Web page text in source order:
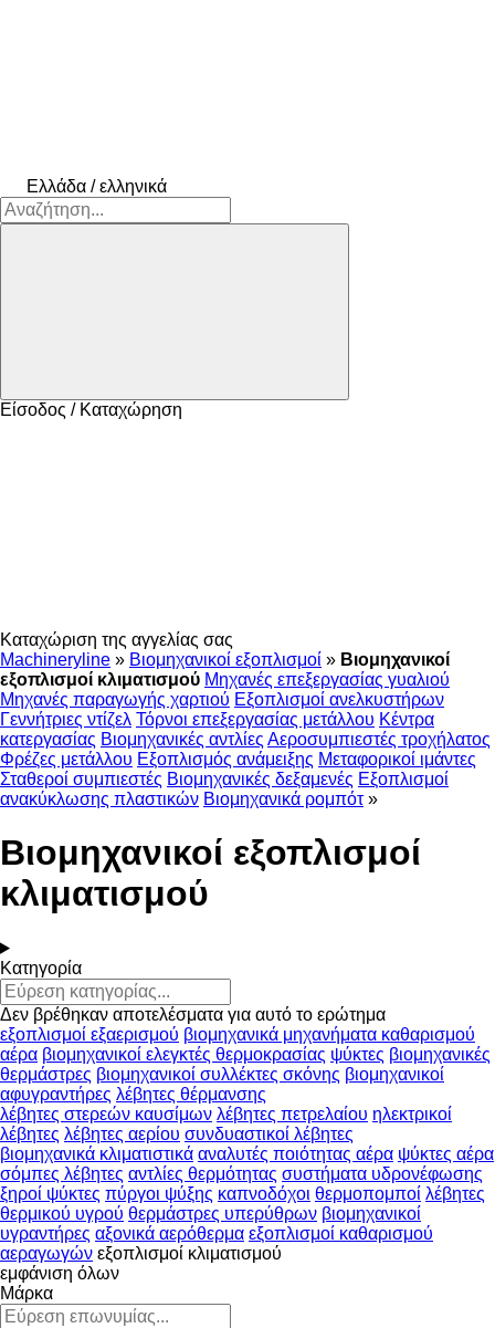
Ελλάδα / ελληνικά
Είσοδος / Καταχώρηση
Καταχώριση της αγγελίας σας
Machineryline » Βιομηχανικοί εξοπλισμοί » Βιομηχανικοί
εξοπλισμοί κλιματισμού Μηχανές επεξεργασίας γυαλιού
Μηχανές παραγωγής χαρτιού Εξοπλισμοί ανελκυστήρων
Γεννήτριες ντίζελ Τόρνοι επεξεργασίας μετάλλου Κέντρα
κατεργασίας Βιομηχανικές αντλίες Αεροσυμπιεστές τροχήλατος
Φρέζες μετάλλου Εξοπλισμός ανάμειξης Μεταφορικοί ιμάντες
Σταθεροί συμπιεστές Βιομηχανικές δεξαμενές Εξοπλισμοί
ανακύκλωσης πλαστικών Βιομηχανικά ρομπότ »
Βιομηχανικοί εξοπλισμοί
κλιματισμού
Κατηγορία
Δεν βρέθηκαν αποτελέσματα για αυτό το ερώτημα
εξοπλισμοί εξαερισμού βιομηχανικά μηχανήματα καθαρισμού
αέρα βιομηχανικοί ελεγκτές θερμοκρασίας ψύκτες βιομηχανικές
θερμάστρες βιομηχανικοί συλλέκτες σκόνης βιομηχανικοί
αφυγραντήρες λέβητες θέρμανσης
λέβητες στερεών καυσίμων λέβητες πετρελαίου ηλεκτρικοί
λέβητες λέβητες αερίου συνδυαστικοί λέβητες
βιομηχανικά κλιματιστικά αναλυτές ποιότητας αέρα ψύκτες αέρα
σόμπες λέβητες αντλίες θερμότητας συστήματα υδρονέφωσης
ξηροί ψύκτες πύργοι ψύξης καπνοδόχοι θερμοπομποί λέβητες
θερμικού υγρού θερμάστρες υπερύθρων βιομηχανικοί
υγραντήρες αξονικά αερόθερμα εξοπλισμοί καθαρισμού
αεραγωγών εξοπλισμοί κλιματισμού
εμφάνιση όλων
Μάρκα